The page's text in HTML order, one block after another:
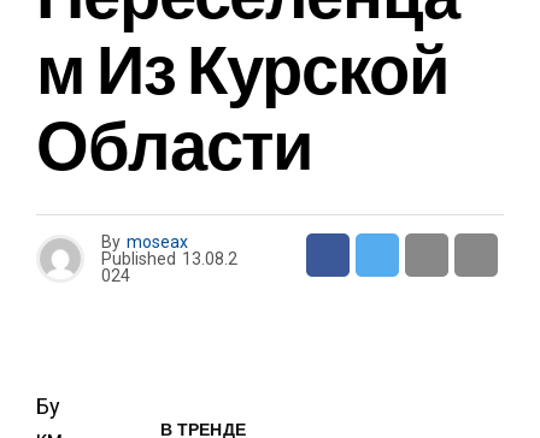
М Из Курской
Области
By moseax
Published 13.08.2
024
Бу
В ТРЕНДЕ